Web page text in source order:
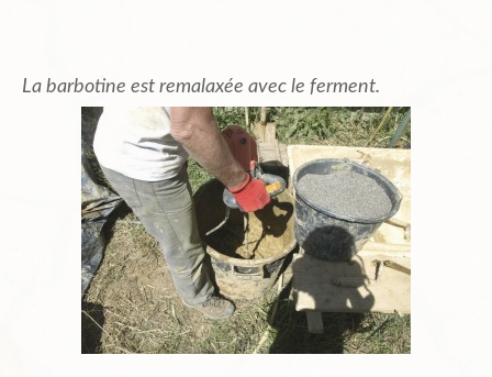
La barbotine est remalaxée avec le ferment.